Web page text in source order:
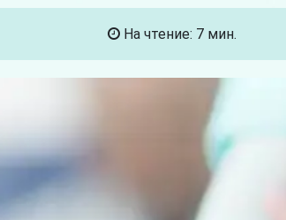
На чтение: 7 мин.